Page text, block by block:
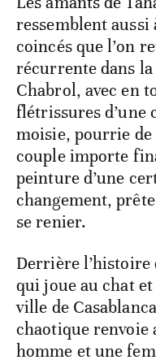
ressemblent aussi
coincés que l’on
récurrente dans
Chabrol, avec en
flétrissures d’une
moisie, pourrie de
couple importe
peinture d’une
changement,
se renier.
Derrière l’histoire
qui joue au chat
ville de
chaotique renvoie
homme et une